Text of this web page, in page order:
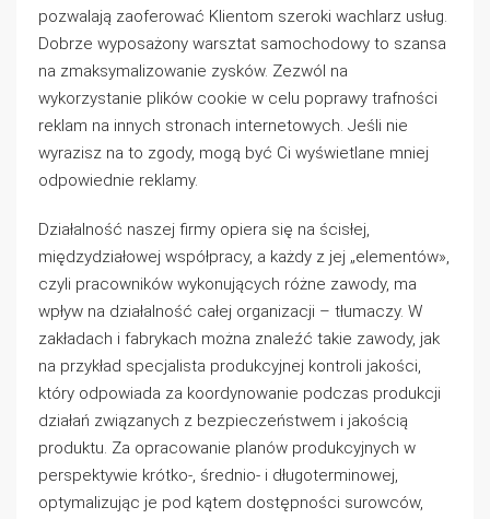
pozwalają zaoferować Klientom szeroki wachlarz usług.
Dobrze wyposażony warsztat samochodowy to szansa
na zmaksymalizowanie zysków. Zezwól na
wykorzystanie plików cookie w celu poprawy trafności
reklam na innych stronach internetowych. Jeśli nie
wyrazisz na to zgody, mogą być Ci wyświetlane mniej
odpowiednie reklamy.
Działalność naszej firmy opiera się na ścisłej,
międzydziałowej współpracy, a każdy z jej „elementów»,
czyli pracowników wykonujących różne zawody, ma
wpływ na działalność całej organizacji – tłumaczy. W
zakładach i fabrykach można znaleźć takie zawody, jak
na przykład specjalista produkcyjnej kontroli jakości,
który odpowiada za koordynowanie podczas produkcji
działań związanych z bezpieczeństwem i jakością
produktu. Za opracowanie planów produkcyjnych w
perspektywie krótko-, średnio- i długoterminowej,
optymalizując je pod kątem dostępności surowców,